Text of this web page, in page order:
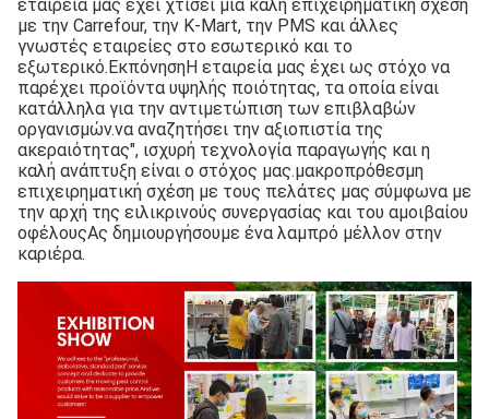
εταιρεία μας έχει χτίσει μια καλή επιχειρηματική σχέση
με την Carrefour, την K-Mart, την PMS και άλλες
γνωστές εταιρείες στο εσωτερικό και το
εξωτερικό.ΕκπόνησηΗ εταιρεία μας έχει ως στόχο να
παρέχει προϊόντα υψηλής ποιότητας, τα οποία είναι
κατάλληλα για την αντιμετώπιση των επιβλαβών
οργανισμών.να αναζητήσει την αξιοπιστία της
ακεραιότητας", ισχυρή τεχνολογία παραγωγής και η
καλή ανάπτυξη είναι ο στόχος μας.μακροπρόθεσμη
επιχειρηματική σχέση με τους πελάτες μας σύμφωνα με
την αρχή της ειλικρινούς συνεργασίας και του αμοιβαίου
οφέλουςΑς δημιουργήσουμε ένα λαμπρό μέλλον στην
καριέρα.